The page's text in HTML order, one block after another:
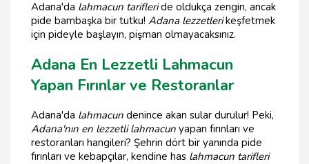
Adana'da lahmacun tarifleride oldukça zengin, ancak
pide bambaşka bir tutku! Adana lezzetlerikeşfetmek
için pideyle başlayın, pişman olmayacaksınız.
Adana En Lezzetli Lahmacun
Yapan Fırınlar ve Restoranlar
Adana'da lahmacun denince akan sular durulur! Peki,
Adana'nın en lezzetli lahmacun yapan fırınları ve
restoranları hangileri? Şehrin dört bir yanında pide
fırınları ve kebapçılar, kendine has lahmacun tarifleri